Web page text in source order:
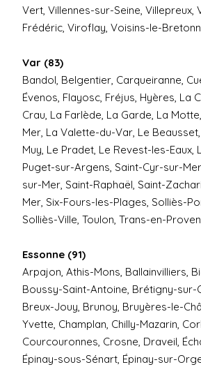
Vert, Villennes-sur-Seine, Villepreux,
Frédéric, Viroflay, Voisins-le-
Var (83)
Bandol, Belgentier, Carqueiranne,
Évenos, Flayosc, Fréjus, Hyères, La
Crau, La Farlède, La Garde, La
Mer, La Valette-du-Var, Le
Muy, Le Pradet, Le Revest-les-Eaux,
Puget-sur-Argens, Saint-Cyr-sur-
sur-Mer, Saint-Raphaël, Saint-
Mer, Six-Fours-les-Plages, Solliès-
Solliès-Ville, Toulon, Trans-en-
Essonne (91)
Arpajon, Athis-Mons, Ballainvilliers,
Boussy-Saint-Antoine, Brétigny-sur-
Breux-Jouy, Brunoy, Bruyères-le-
Yvette, Champlan, Chilly-Mazarin,
Courcouronnes, Crosne, Draveil,
Épinay-sous-Sénart, Épinay-sur-